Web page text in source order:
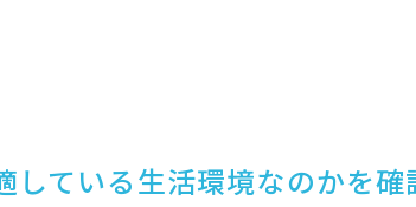
している生活環境なのかを確